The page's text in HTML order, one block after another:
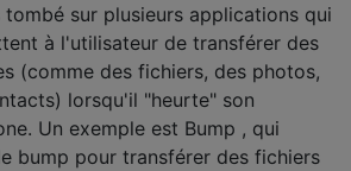
tombé sur plusieurs applications qui
à l'utilisateur de transférer des
(comme des fichiers, des photos,
lorsqu'il "heurte" son
Un exemple est Bump , qui
bump pour transférer des fichiers